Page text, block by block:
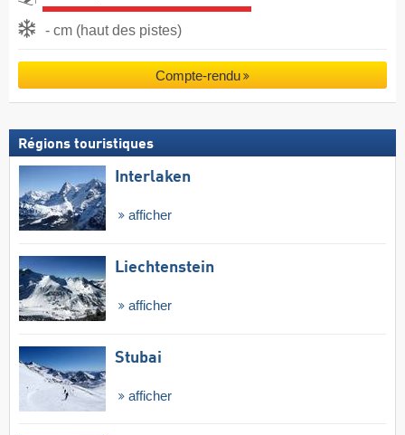
- cm (haut des pistes)
Compte-rendu
Régions touristiques
Interlaken
afficher
Liechtenstein
afficher
Stubai
afficher